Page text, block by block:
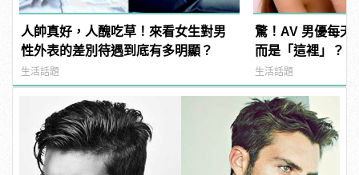
人帥真好，人醜吃草！來看女生對男
性外表的差別待遇到底有多明顯？
生活話題
驚！AV 男優每天
而是「這裡」？ |
型男
生活話題